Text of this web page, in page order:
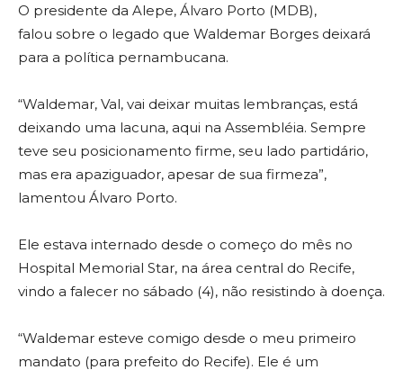
O presidente da Alepe, Álvaro Porto (MDB),
falou sobre o legado que Waldemar Borges deixará
para a política pernambucana.
“Waldemar, Val, vai deixar muitas lembranças, está
deixando uma lacuna, aqui na Assembléia. Sempre
teve seu posicionamento firme, seu lado partidário,
mas era apaziguador, apesar de sua firmeza”,
lamentou Álvaro Porto.
Ele estava internado desde o começo do mês no
Hospital Memorial Star, na área central do Recife,
vindo a falecer no sábado (4), não resistindo à doença.
“Waldemar esteve comigo desde o meu primeiro
mandato (para prefeito do Recife). Ele é um